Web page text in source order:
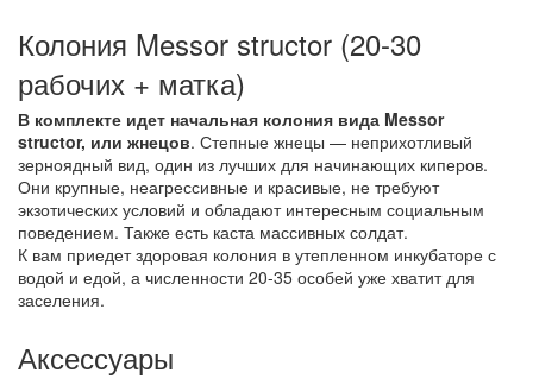
Колония Messor structor (20-30
рабочих + матка)
В комплекте идет начальная колония вида Messor
structor, или жнецов. Степные жнецы — неприхотливый
зерноядный вид, один из лучших для начинающих киперов.
Они крупные, неагрессивные и красивые, не требуют
экзотических условий и обладают интересным социальным
поведением. Также есть каста массивных солдат.
К вам приедет здоровая колония в утепленном инкубаторе с
водой и едой, а численности 20-35 особей уже хватит для
заселения.
Аксессуары